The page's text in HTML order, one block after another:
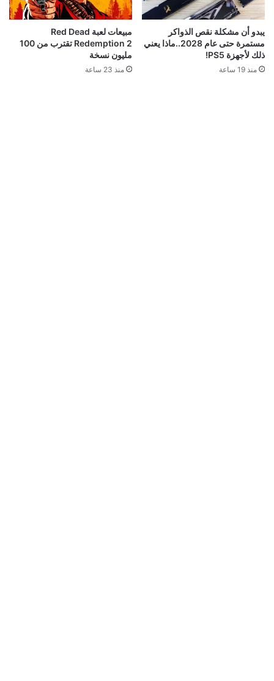
يبدو أن مشكلة نقص الذواكر
مستمرة حتى عام 2028..ماذا يعني
ذلك لأجهزة PS5!
منذ 19 ساعة
مبيعات لعبة Red Dead
Redemption 2 تقترب من 100
مليون نسخة
منذ 23 ساعة